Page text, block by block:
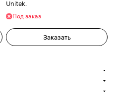
Unitek.
Под заказ
Заказать